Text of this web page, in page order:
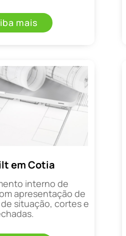
mais
em Cotia
interno de
apresentação de
situação, cortes e